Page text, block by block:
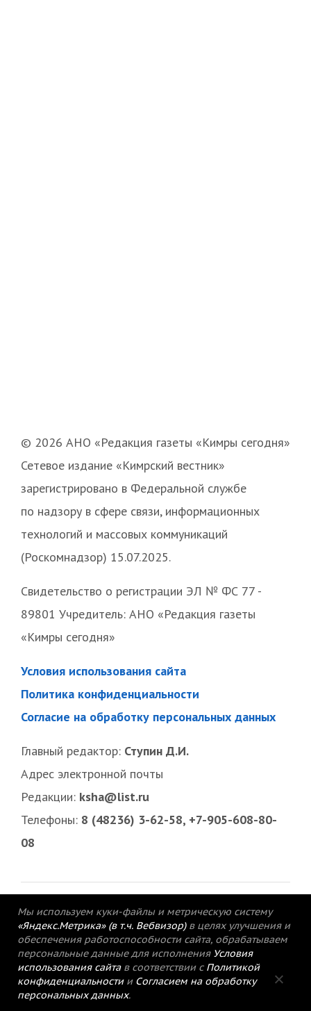
© 2026 АНО «Редакция газеты «Кимры сегодня»
Сетевое издание «Кимрский вестник»
зарегистрировано в Федеральной службе
по надзору в сфере связи, информационных
технологий и массовых коммуникаций
(Роскомнадзор) 15.07.2025.
Свидетельство о регистрации ЭЛ № ФС 77 -
89801 Учредитель: АНО «Редакция газеты
«Кимры сегодня»
Условия использования сайта
Политика конфиденциальности
Согласие на обработку персональных данных
Главный редактор: Ступин Д.И.
Адрес электронной почты
Редакции: ksha@list.ru
Телефоны: 8 (48236) 3-62-58, +7-905-608-80-
08
© 2015-2021 Редакция газеты «Кимрский
Мы используем куки-файлы и метрическую систему
«Яндекс.Метрика» (в т.ч. Вебвизор) в целях улучшения и
обеспечения работоспособности сайта, обрабатываем
персональные данные для исполнения Условия
использования сайтав соответствии с Политикой
конфиденциальностии Согласием на обработку
персональных данных.